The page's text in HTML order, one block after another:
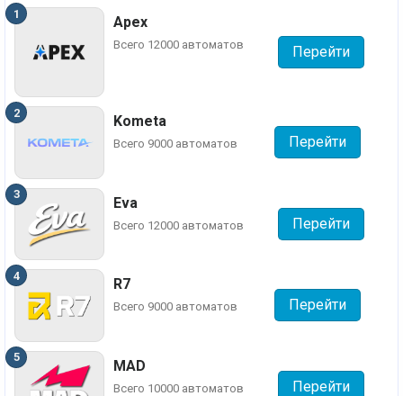
Apex
Всего 12000 автоматов Перейти
Kometa
Всего 9000 автоматов Перейти
Eva
Всего 12000 автоматов Перейти
R7
Всего 9000 автоматов Перейти
MAD
Всего 10000 автоматов Перейти